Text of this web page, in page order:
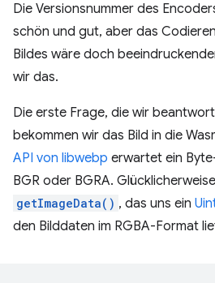
Die Versionsnummer des
schön und gut, aber das
Bildes wäre doch
wir das.
Die erste Frage, die wir
bekommen wir das Bild in die
API von libwebp erwartet ein
BGR oder BGRA.
getImageData() , das uns ein
den Bilddaten im RGBA-Format